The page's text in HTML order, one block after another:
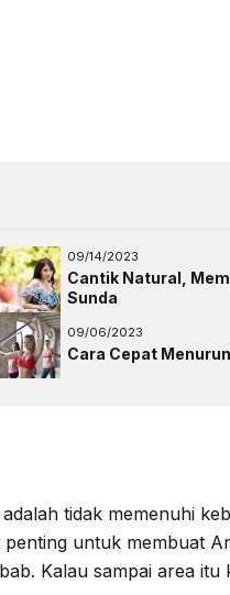
09/14/2023
Cantik Natural,
Sunda
09/06/2023
Cara Cepat
tidak memenuhi
untuk membuat
Kalau sampai area itu